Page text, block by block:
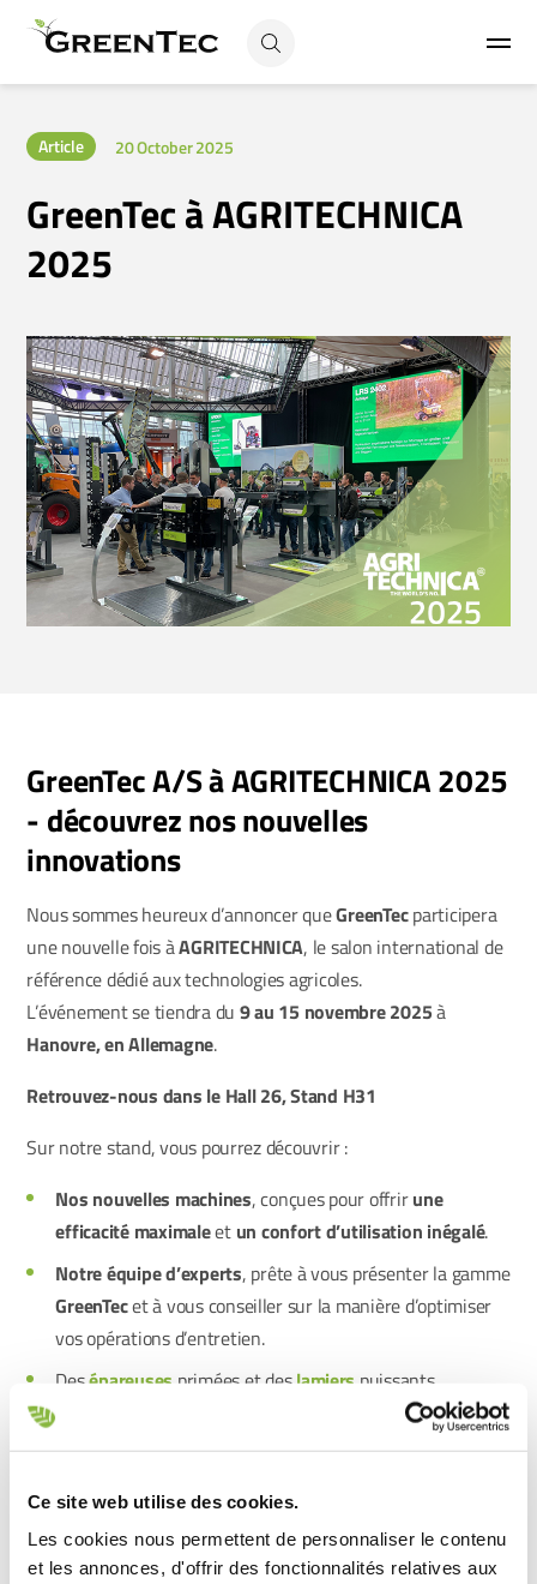
Ce site web utilise des cookies.
Les cookies nous permettent de personnaliser le contenu
et les annonces, d'offrir des fonctionnalités relatives aux
Article 20 October 2025
GreenTec à AGRITECHNICA
2025
GreenTec A/S à AGRITECHNICA 2025
- découvrez nos nouvelles
innovations
Nous sommes heureux d’annoncer queGreenTecparticipera
une nouvelle fois àAGRITECHNICA, le salon international de
référence dédié aux technologies agricoles.
L’événement se tiendra du 9 au 15 novembre 2025à
Hanovre, en Allemagne.
Retrouvez-nous dans le Hall 26, Stand H31
Sur notre stand, vous pourrez découvrir :
Nos nouvelles machines, conçues pour offrirune
efficacité maximaleet un confort d’utilisation inégalé.
Notre équipe d’experts, prête à vous présenter la gamme
GreenTecet à vous conseiller sur la manière d’optimiser
vos opérations d’entretien.
Desépareuses primées et deslamiers puissants
Que vous soyez
nouveau
Nous partagerons avec vousnos idées, nos innovations
vous offrironsun aperçu détailléde ce qui rend les machines
GreenTecsi uniques et avant-gardistes.